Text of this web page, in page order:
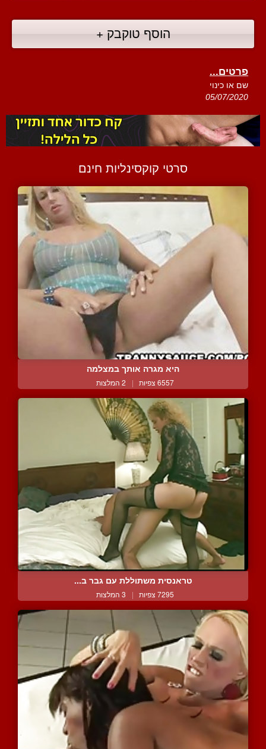
הוסף טוקבק +
פרטים...
שם או כינוי
05/07/2020
סרטי קוקסינליות חינם
היא מגרה אותך במצלמה
6557 צפיות | 2 המלצות
טראנסית משתוללת עם גבר ב...
7295 צפיות | 3 המלצות